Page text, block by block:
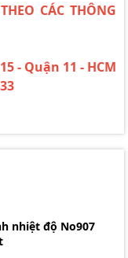
CÁC THÔNG
- Quận 11 - HCM
nhiệt độ No907